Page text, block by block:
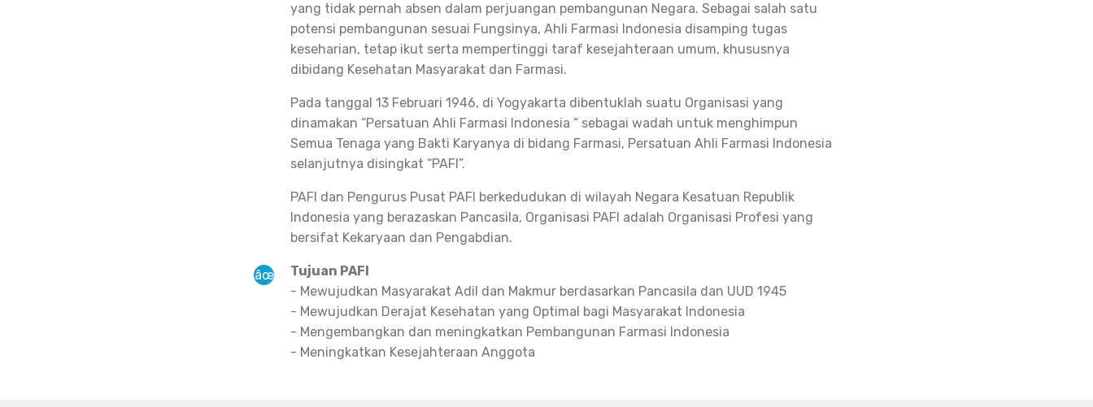
yang tidak pernah absen dalam perjuangan pembangunan Negara. Sebagai salah satu
potensi pembangunan sesuai Fungsinya, Ahli Farmasi Indonesia disamping tugas
keseharian, tetap ikut serta mempertinggi taraf kesejahteraan umum, khususnya
dibidang Kesehatan Masyarakat dan Farmasi.
Pada tanggal 13 Februari 1946, di Yogyakarta dibentuklah suatu Organisasi yang
dinamakan “Persatuan Ahli Farmasi Indonesia “ sebagai wadah untuk menghimpun
Semua Tenaga yang Bakti Karyanya di bidang Farmasi, Persatuan Ahli Farmasi Indonesia
selanjutnya disingkat “PAFI”.
PAFI dan Pengurus Pusat PAFI berkedudukan di wilayah Negara Kesatuan Republik
Indonesia yang berazaskan Pancasila, Organisasi PAFI adalah Organisasi Profesi yang
bersifat Kekaryaan dan Pengabdian.
Tujuan PAFI
- Mewujudkan Masyarakat Adil dan Makmur berdasarkan Pancasila dan UUD 1945
- Mewujudkan Derajat Kesehatan yang Optimal bagi Masyarakat Indonesia
- Mengembangkan dan meningkatkan Pembangunan Farmasi Indonesia
- Meningkatkan Kesejahteraan Anggota